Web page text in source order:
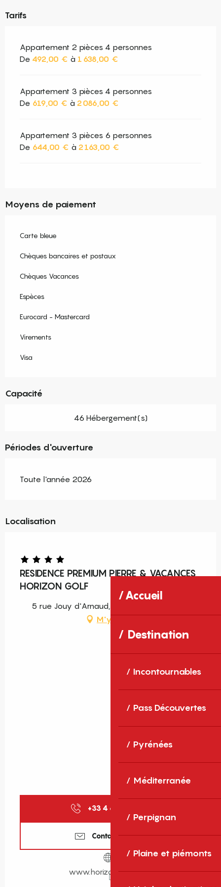
Accueil
Destination
Incontournables
Pass Découvertes
Pyrénées
Méditerranée
Perpignan
Plaine et piémonts
Tarifs
Appartement 2 pièces 4 personnes
De 492,00 € à 1 638,00 €
Appartement 3 pièces 4 personnes
De 619,00 € à 2 086,00 €
Appartement 3 pièces 6 personnes
De 644,00 € à 2 163,00 €
Moyens de paiement
Carte bleue
Chèques bancaires et postaux
Chèques Vacances
Espèces
Eurocard - Mastercard
Virements
Visa
Capacité
46 Hébergement(s)
Périodes d'ouverture
Toute l'année 2026
Localisation
RESIDENCE PREMIUM PIERRE & VACANCES
HORIZON GOLF
5 rue Jouy d'Arnaud, 66750 Saint-Cyprien
M'y rendre
+33 4 68 37 63
Contactez-nous
www.horizon-golf.com